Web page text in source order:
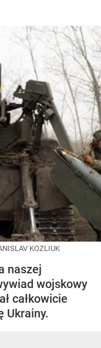
KOZLIUK
naszej
wojskowy
całkowicie
Ukrainy.